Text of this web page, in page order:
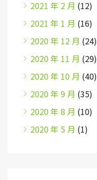
2021 年 2 月 (12)
2021 年 1 月 (16)
2020 年 12 月 (24)
2020 年 11 月 (29)
2020 年 10 月 (40)
2020 年 9 月 (35)
2020 年 8 月 (10)
2020 年 5 月 (1)